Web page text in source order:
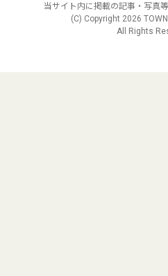
当サイト内に掲載の記事・写真
(C) Copyright 2026
All Rights